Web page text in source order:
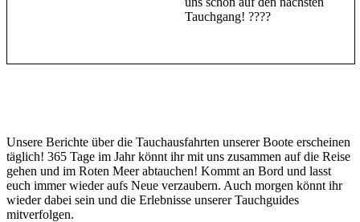
Tauchgang! ????
Unsere Berichte über die Tauchausfahrten unserer Boote erscheinen
täglich! 365 Tage im Jahr könnt ihr mit uns zusammen auf die Reise
gehen und im Roten Meer abtauchen! Kommt an Bord und lasst
euch immer wieder aufs Neue verzaubern. Auch morgen könnt ihr
wieder dabei sein und die Erlebnisse unserer Tauchguides
mitverfolgen.